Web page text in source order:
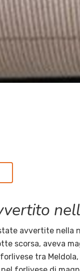
avvertite nella
scorsa, aveva
tra